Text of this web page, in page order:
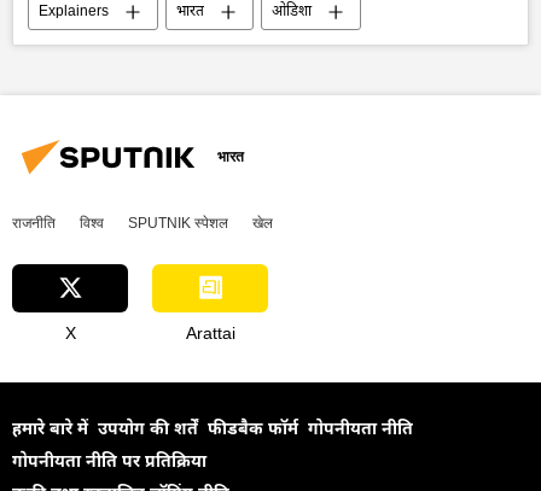
Explainers भारत
ओडिशा
आपदा राहत
नरेन्द्र मोदी
दक्षिण एशिया
भारत
राजनीति विश्व SPUTNIK स्पेशल खेल
X Arattai
हमारे बारे में उपयोग की शर्तें फीडबैक फॉर्म गोपनीयता नीति
गोपनीयता नीति पर प्रतिक्रिया